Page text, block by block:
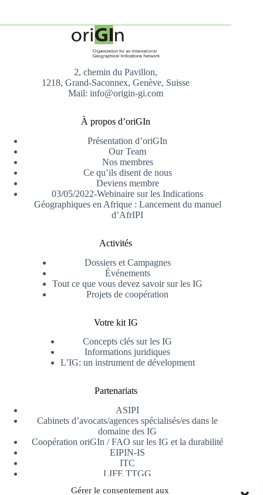
Gérer le consentement aux
2, chemin du Pavillon,
1218, Grand-Saconnex, Genève, Suisse
Mail: info@origin-gi.com
À propos d’oriGIn
Présentation d’oriGIn
Our Team
Nos membres
Ce qu’ils disent de nous
Deviens membre
03/05/2022-Webinaire sur les Indications
Géographiques en Afrique : Lancement du manuel
d’AfrIPI
Activités
Dossiers et Campagnes
Événements
Tout ce que vous devez savoir sur les IG
Projets de coopération
Votre kit IG
Concepts clés sur les IG
Informations juridiques
L’IG: un instrument de dévelopment
Partenariats
ASIPI
Cabinets d’avocats/agences spécialisés/es dans le
domaine des IG
Coopération oriGIn / FAO sur les IG et la durabilité
EIPIN-IS
ITC
LIFE TTGG